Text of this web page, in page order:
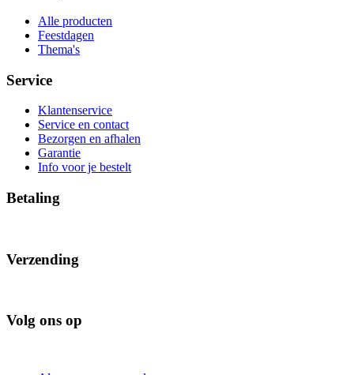
Alle producten
Feestdagen
Thema's
Service
Klantenservice
Service en contact
Bezorgen en afhalen
Garantie
Info voor je bestelt
Betaling
Verzending
Volg ons op